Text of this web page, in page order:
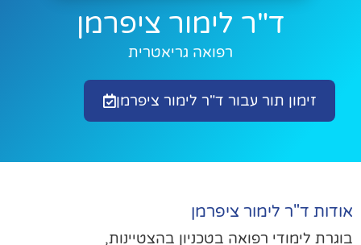
ד"ר לימור ציפרמן
רפואה גריאטרית
זימון תור עבור ד"ר לימור ציפרמן
ד"ר לימור ציפרמן
לימודי רפואה בטכניון בהצטיינות,